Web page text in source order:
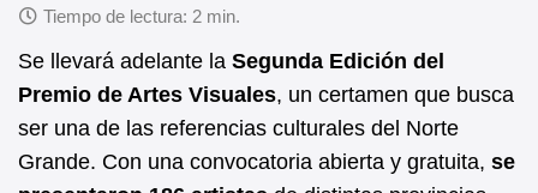
c
e
b
o
o
at
s
A
p
p
Se llevará adelante la Segunda Edición del
Premio de Artes Visuales, un certamen que busca
ser una de las referencias culturales del Norte
Grande. Con una convocatoria abierta y gratuita, se